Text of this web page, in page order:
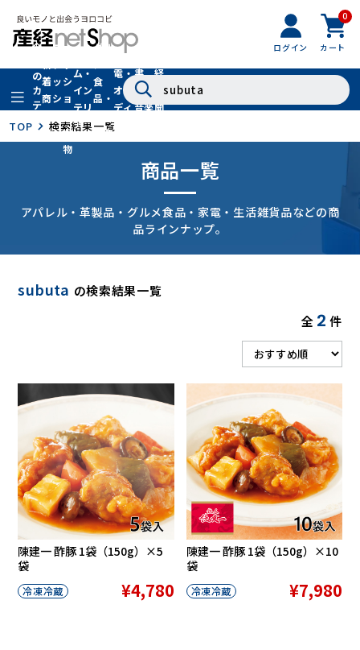
ログイン
0
カート
全
の
カ
テ
リ
着
商
品
フ
ッ
シ
ョ
ン
フ
ァ
シ
ョ
ン
小
物
ム・
イン
テリ
ア
グル
食
品・
ドリ
ンク
家
電・
オー
ディ
オ
書
籍・
音楽
経
新
聞
TOP 検索結果一覧
商品一覧
アパレル・革製品・グルメ食品・家電・生活雑貨品などの商
品ラインナップ。
subuta の検索結果一覧
全 2 件
陳建一 酢豚 1袋（150g）×5
袋
冷凍冷蔵 ¥4,780
陳建一 酢豚 1袋（150g）×10
袋
冷凍冷蔵 ¥7,980